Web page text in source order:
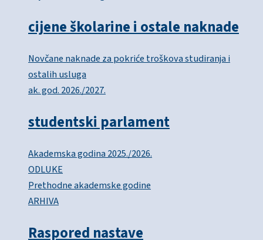
cijene školarine i ostale naknade
Novčane naknade za pokriće troškova studiranja i
ostalih usluga
ak. god. 2026./2027.
studentski parlament
Akademska godina 2025./2026.
ODLUKE
Prethodne akademske godine
ARHIVA
Raspored nastave